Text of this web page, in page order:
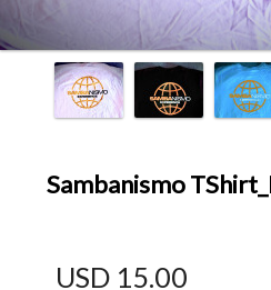
Sambanismo
USD 15.00